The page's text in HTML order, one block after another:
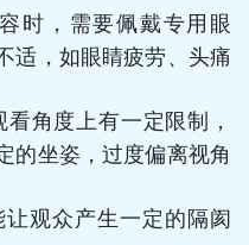
时，需要佩戴专用眼
适，如眼睛疲劳、头痛
看角度上有一定限制，
的坐姿，过度偏离视角
让观众产生一定的隔阂